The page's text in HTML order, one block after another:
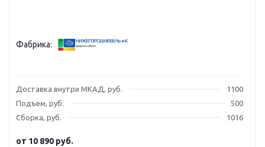
Фабрика:
Доставка внутри МКАД, руб.
1100
Подъем, руб.
500
Сборка, руб.
1016
от 10 890 руб.